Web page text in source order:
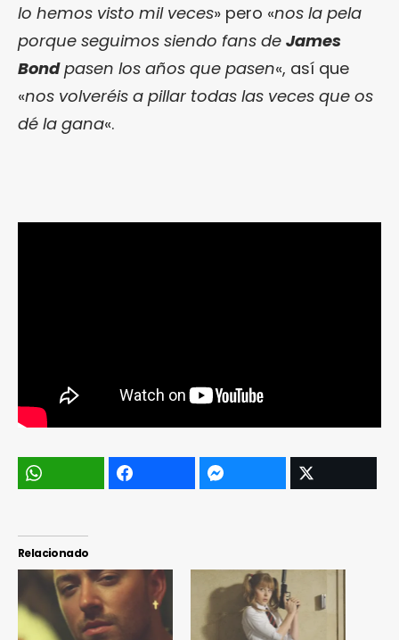
lo hemos visto mil veces» pero «nos la pela
porque seguimos siendo fans de James
Bondpasen los años que pasen«, así que
«nos volveréis a pillar todas las veces que os
dé la gana«.
Relacionado